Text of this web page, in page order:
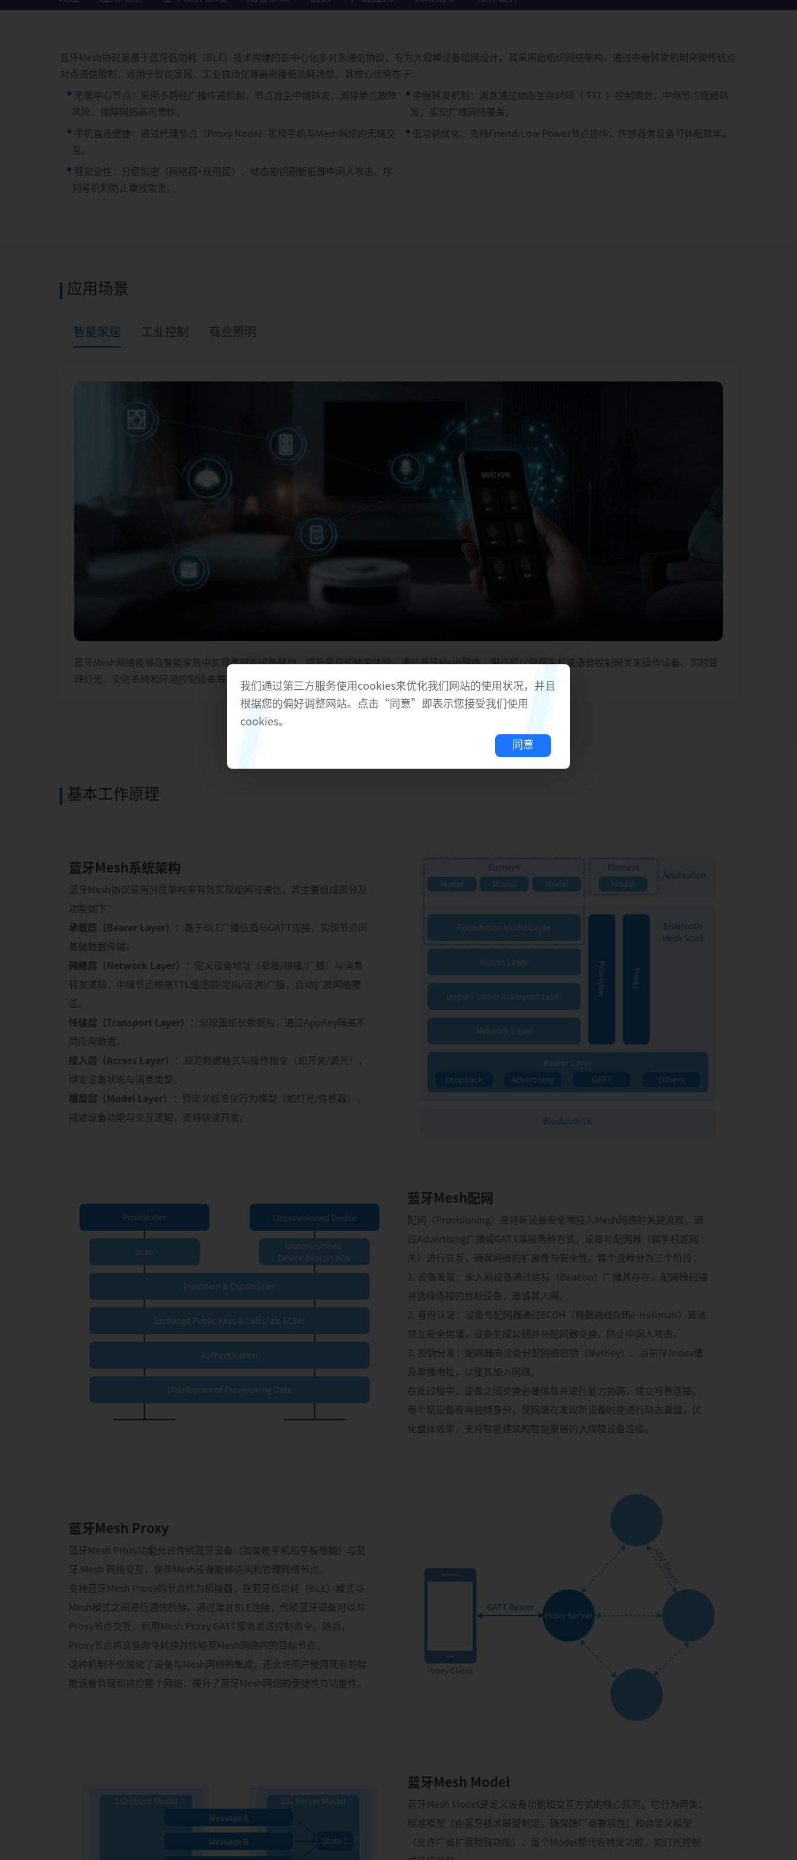
蓝牙Mesh协议是基于蓝牙低功耗（BLE）技术构建的去中心化多对多通信协议，专为大规模设备组网设计。其采用自组织网络架构，通过中继转发机制突破传统点
对点通信限制，适用于智能家居、工业自动化等高密度低功耗场景。其核心优势在于：
无需中心节点：采用多路径广播传递机制，节点自主中继转发，消除单点故障
风险，保障网络高可靠性。
中继转发机制：消息通过动态生存时间（ TTL ）控制跳数，中继节点逐级转
发，实现广域网络覆盖。
手机直连便捷：通过代理节点（Proxy Node）实现手机与Mesh网络的无缝交
互。
低功耗优化：支持Friend-Low Power节点协作，传感器类设备可休眠数年。
强安全性：分层加密（网络层+应用层）、动态密钥刷新抵御中间人攻击、序
列号机制防止重放攻击。
应用场景
智能家居 工业控制 商业照明
蓝牙Mesh网络能够在智能家居中实现高效的设备联动，提升用户的使用体验。通过蓝牙Mesh网络，用户可以使用手机或语音控制网关来操作设备、实时管
理灯光、安防系统和环境控制设备等。
基本工作原理
蓝牙Mesh系统架构
蓝牙Mesh协议采用分层架构来有效实现组网与通信，其主要组成部分及
功能如下：
承载层（Bearer Layer）
：基于BLE广播信道与GATT连接，实现节点间
基础数据传输。
网络层（Network Layer）
：定义设备地址（单播/组播/广播）与消息
转发逻辑，中继节点根据TTL值逐跳(定向/泛洪)广播，自动扩展网络覆
盖。
传输层（Transport Layer）
：分段重组长数据包，通过AppKey隔离不
同应用数据。
接入层（Access Layer）
：规范数据格式与操作指令（如开关/调光），
绑定设备状态与消息类型。
模型层（Model Layer）
：预定义标准化行为模型（如灯光/传感器），
描述设备功能与交互逻辑，支持快速开发。
蓝牙Mesh配网
配网（Provisioning）是将新设备安全地接入Mesh网络的关键流程。通
过Advertising广播或GATT连接两种方式，设备与配网器（如手机或网
关）进行交互，确保网络的扩展性与安全性。整个流程分为三个阶段：
1. 设备发现：未入网设备通过信标（Beacon）广播其存在，配网器扫描
并选择连接的目标设备，邀请其入网。
2. 身份认证：设备与配网器通过ECDH（椭圆曲线Diffie-Hellman）算法
建立安全信道，设备生成公钥并与配网器交换，防止中间人攻击。
3. 密钥分发：配网器向设备分配网络密钥（NetKey）、当前IV Index值
及单播地址，以便其加入网络。
在此过程中，设备之间交换必要信息并进行能力协商，建立可靠连接。
每个新设备获得独特身份，使网络在发现新设备时能进行动态调整，优
化整体效率，支持智能建筑和智能家居的大规模设备连接。
蓝牙Mesh Proxy
蓝牙Mesh Proxy功能允许传统蓝牙设备（如智能手机和平板电脑）与蓝
牙 Mesh 网络交互，使非Mesh设备能够访问和管理网络节点。
支持蓝牙Mesh Proxy的节点作为桥接器，在蓝牙低功耗（BLE）模式与
Mesh模式之间进行通信桥接。通过建立BLE连接，传统蓝牙设备可以与
Proxy节点交互，利用Mesh Proxy GATT服务发送控制命令。随后，
Proxy节点将这些命令转换并传输至Mesh网络内的目标节点。
这种机制不仅简化了设备与Mesh网络的集成，还允许用户使用现有的智
能设备管理和监控整个网络，提升了蓝牙Mesh网络的便捷性与功能性。
蓝牙Mesh Model
蓝牙Mesh Model是定义设备功能和交互方式的核心规范。它分为两类：
标准模型（由蓝牙技术联盟制定，确保跨厂商兼容性）和自定义模型
（允许厂商扩展特殊功能）。每个Model都代表特定功能，如灯光控制
我们通过第三方服务使用cookies来优化我们网站的使用状况，并且
根据您的偏好调整网站。点击“同意”即表示您接受我们使用
cookies。
同意